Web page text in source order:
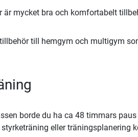
är mycket bra och komfortabelt
till hemgym och multigym
borde du ha ca 48 timmars
eller träningsplanering